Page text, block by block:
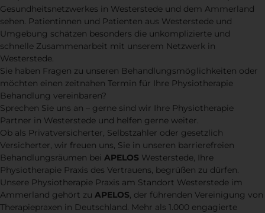
Gesundheitsnetzwerkes in Westerstede und dem Ammerland
sehen. Patientinnen und Patienten aus Westerstede und
Umgebung schätzen besonders die unkomplizierte und
schnelle Zusammenarbeit mit unserem Netzwerk in
Westerstede.
Sie haben Fragen zu unseren Behandlungsmöglichkeiten oder
möchten einen zeitnahen Termin für Ihre Physiotherapie
Behandlung vereinbaren?
Sprechen Sie uns an – gerne sind wir Ihre Physiotherapie
Partner in Westerstede und helfen gerne weiter.
Ob als Privatversicherter, Selbstzahler oder gesetzlich
Versicherter, wir freuen uns, Sie in unseren barrierefreien
Behandlungsräumen bei APELOS Westerstede, Ihre
Physiotherapie Praxis des Vertrauens, begrüßen zu dürfen.
Unsere Physiotherapie Praxis am Standort Westerstede im
Ammerland gehört zu APELOS, der führenden Vereinigung von
Therapiepraxen in Deutschland. Mehr als 1.000 engagierte